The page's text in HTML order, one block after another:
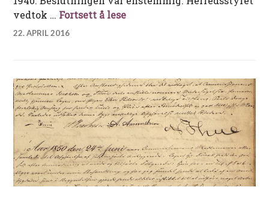
vedtok … Fortsett å leseElgtomme skoger
22. APRIL 2016